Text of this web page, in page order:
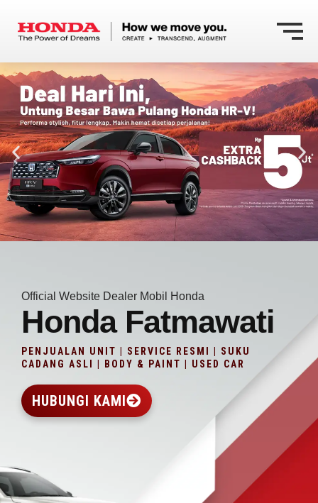
Official Website Dealer Mobil Honda
Honda Fatmawati
PENJUALAN UNIT | SERVICE RESMI | SUKU
CADANG ASLI | BODY & PAINT | USED CAR
HUBUNGI KAMI